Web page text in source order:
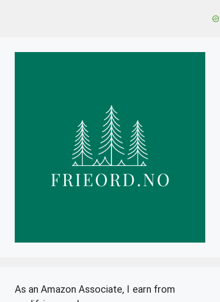
As an Amazon Associate, I earn from